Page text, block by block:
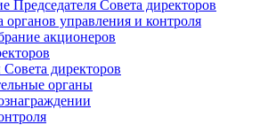
Председателя Совета директоров
органов управления и контроля
акционеров
директоров
органы